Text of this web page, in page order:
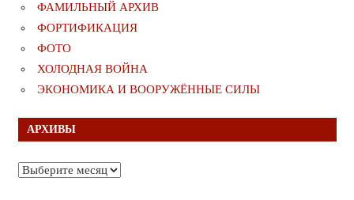
ФАМИЛЬНЫЙ АРХИВ
ФОРТИФИКАЦИЯ
ФОТО
ХОЛОДНАЯ ВОЙНА
ЭКОНОМИКА И ВООРУЖЁННЫЕ СИЛЫ
АРХИВЫ
Архивы